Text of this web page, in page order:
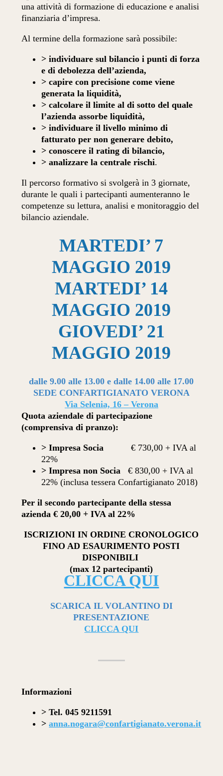
una attività di formazione di educazione e analisi
finanziaria d’impresa.
Al termine della formazione sarà possibile:
> individuare sul bilancio i punti di forza
e di debolezza dell’azienda,
> capire con precisione come viene
generata la liquidità,
> calcolare il limite al di sotto del quale
l’azienda assorbe liquidità,
> individuare il livello minimo di
fatturato per non generare debito,
> conoscere il rating di bilancio,
> analizzare la centrale rischi.
Il percorso formativo si svolgerà in 3 giornate,
durante le quali i partecipanti aumenteranno le
competenze su lettura, analisi e monitoraggio del
bilancio aziendale.
MARTEDI’ 7
MAGGIO 2019
MARTEDI’ 14
MAGGIO 2019
GIOVEDI’ 21
MAGGIO 2019
dalle 9.00 alle 13.00 e dalle 14.00 alle 17.00
SEDE CONFARTIGIANATO VERONA
Via Selenia, 16 – Verona
Quota aziendale di partecipazione
(comprensiva di pranzo):
> Impresa Socia € 730,00 + IVA al
22%
> Impresa non Socia € 830,00 + IVA al
22% (inclusa tessera Confartigianato 2018)
Per il secondo partecipante della stessa
azienda € 20,00 + IVA al 22%
ISCRIZIONI IN ORDINE CRONOLOGICO
FINO AD ESAURIMENTO POSTI
DISPONIBILI
(max 12 partecipanti)
CLICCA QUI
SCARICA IL VOLANTINO DI
PRESENTAZIONE
CLICCA QUI
Informazioni
> Tel. 045 9211591
>anna.nogara@confartigianato.verona.it